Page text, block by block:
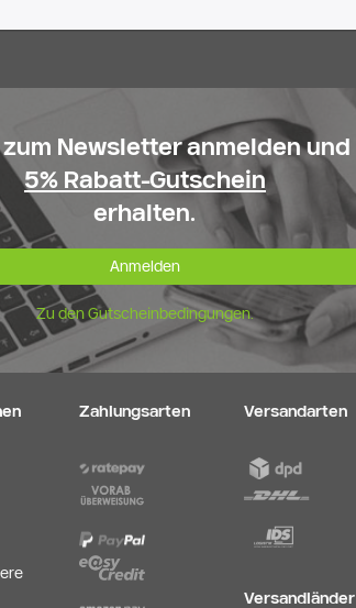
Newsletter anmelden und
5% Rabatt-Gutschein
erhalten.
Anmelden
Zu den Gutscheinbedingungen.
Zahlungsarten Versandarten
Versandländer